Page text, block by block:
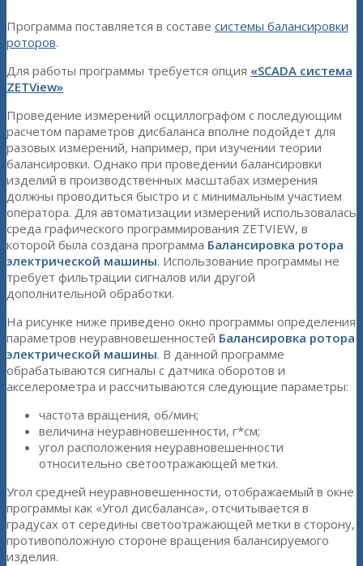
Программа поставляется в составе системы балансировки
роторов.
Для работы программы требуется опция «SCADA система
ZETView»
Проведение измерений осциллографом с последующим
расчетом параметров дисбаланса вполне подойдет для
разовых измерений, например, при изучении теории
балансировки. Однако при проведении балансировки
изделий в производственных масштабах измерения
должны проводиться быстро и с минимальным участием
оператора. Для автоматизации измерений использовалась
среда графического программирования ZETVIEW, в
которой была создана программа Балансировка ротора
электрической машины. Использование программы не
требует фильтрации сигналов или другой
дополнительной обработки.
На рисунке ниже приведено окно программы определения
параметров неуравновешенностей Балансировка ротора
электрической машины. В данной программе
обрабатываются сигналы с датчика оборотов и
акселерометра и рассчитываются следующие параметры:
частота вращения, об/мин;
величина неуравновешенности, г*см;
угол расположения неуравновешенности
относительно светоотражающей метки.
Угол средней неуравновешенности, отображаемый в окне
программы как «Угол дисбаланса», отсчитывается в
градусах от середины светоотражающей метки в сторону,
противоположную стороне вращения балансируемого
изделия.